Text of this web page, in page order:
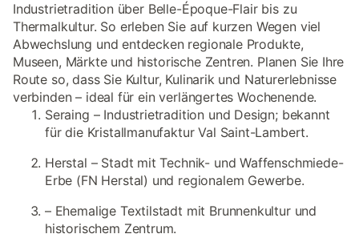
Industrietradition über Belle-Époque-Flair bis zu
Thermalkultur. So erleben Sie auf kurzen Wegen viel
Abwechslung und entdecken regionale Produkte,
Museen, Märkte und historische Zentren. Planen Sie Ihre
Route so, dass Sie Kultur, Kulinarik und Naturerlebnisse
verbinden – ideal für ein verlängertes Wochenende.
Seraing – Industrietradition und Design; bekannt
für die Kristallmanufaktur Val Saint-Lambert.
Herstal – Stadt mit Technik- und Waffenschmiede-
Erbe (FN Herstal) und regionalem Gewerbe.
– Ehemalige Textilstadt mit Brunnenkultur und
historischem Zentrum.